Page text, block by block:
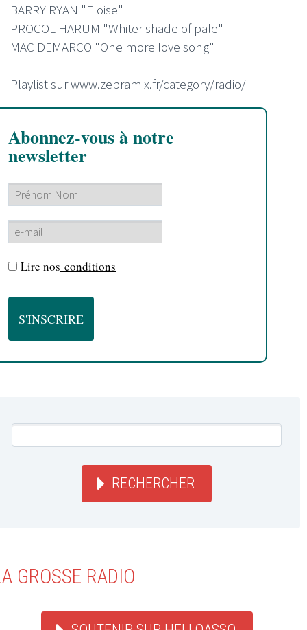
BARRY RYAN "Eloise"
PROCOL HARUM "Whiter shade of pale"
MAC DEMARCO "One more love song"
Playlist sur www.zebramix.fr/category/radio/
Abonnez-vous à notre
newsletter
Lire nos conditions
RECHERCHER
GROSSE RADIO